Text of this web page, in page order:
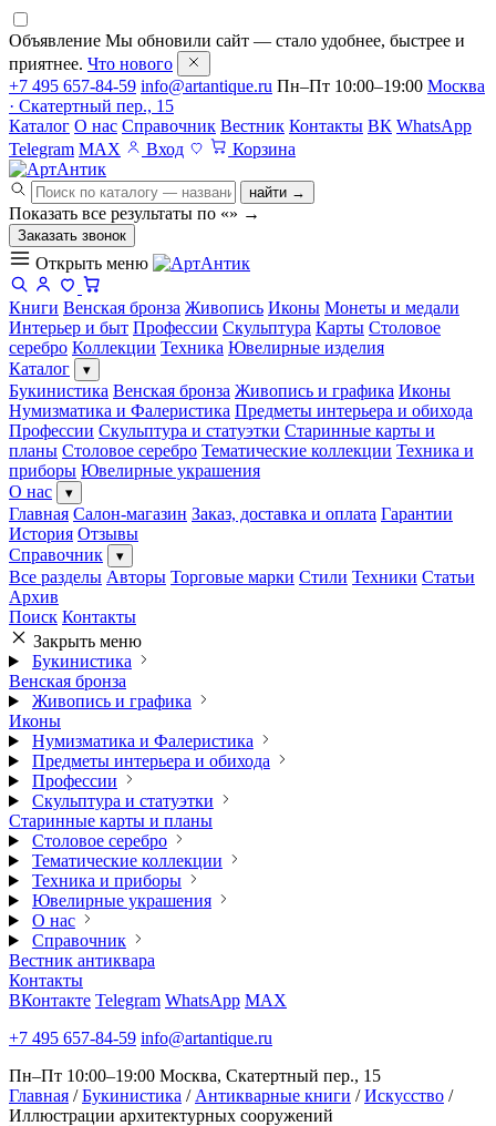
Объявление Мы обновили сайт — стало удобнее, быстрее и
приятнее. Что нового
+7 495 657-84-59 info@artantique.ru Пн–Пт 10:00–19:00 Москва
· Скатертный пер., 15
Каталог О нас Справочник Вестник Контакты ВК WhatsApp
Telegram MAX Вход Корзина
найти →
Показать все результаты по «» →
Заказать звонок
Открыть меню
Книги Венская бронза Живопись Иконы Монеты и медали
Интерьер и быт Профессии Скульптура Карты Столовое
серебро Коллекции Техника Ювелирные изделия
Каталог
▾
Букинистика Венская бронза Живопись и графика Иконы
Нумизматика и Фалеристика Предметы интерьера и обихода
Профессии Скульптура и статуэтки Старинные карты и
планы Столовое серебро Тематические коллекции Техника и
приборы Ювелирные украшения
О нас
▾
Главная Салон-магазин Заказ, доставка и оплата Гарантии
История Отзывы
Справочник
▾
Все разделы Авторы Торговые марки Стили Техники Статьи
Архив
Поиск Контакты
Закрыть меню
Букинистика
Венская бронза
Живопись и графика
Иконы
Нумизматика и Фалеристика
Предметы интерьера и обихода
Профессии
Скульптура и статуэтки
Старинные карты и планы
Столовое серебро
Тематические коллекции
Техника и приборы
Ювелирные украшения
О нас
Справочник
Вестник антиквара
Контакты
ВКонтакте Telegram WhatsApp MAX
+7 495 657-84-59 info@artantique.ru
Пн–Пт 10:00–19:00 Москва, Скатертный пер., 15
Главная / Букинистика / Антикварные книги / Искусство /
Иллюстрации архитектурных сооружений